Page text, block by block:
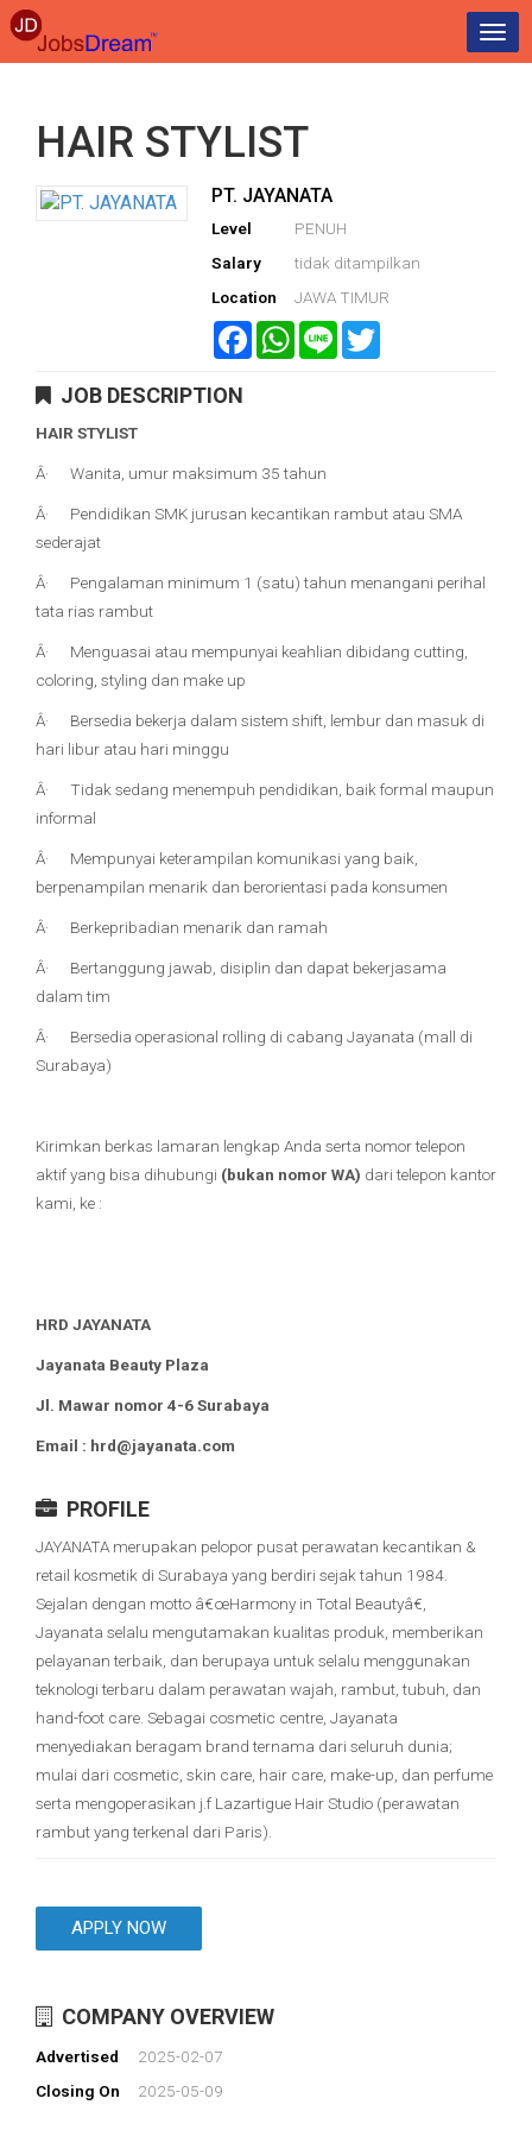
HAIR STYLIST
PT. JAYANATA
Level
PENUH
Salary
tidak ditampilkan
Location
JAWA TIMUR
FacebookWhatsApp
Line
JOB DESCRIPTION
HAIR STYLIST
Â· Wanita, umur maksimum 35 tahun
Â· Pendidikan SMK jurusan kecantikan rambut atau SMA
sederajat
Â· Pengalaman minimum 1 (satu) tahun menangani perihal
tata rias rambut
Â· Menguasai atau mempunyai keahlian dibidang cutting,
coloring, styling dan make up
Â· Bersedia bekerja dalam sistem shift, lembur dan masuk di
hari libur atau hari minggu
Â· Tidak sedang menempuh pendidikan, baik formal maupun
informal
Â· Mempunyai keterampilan komunikasi yang baik,
berpenampilan menarik dan berorientasi pada konsumen
Â· Berkepribadian menarik dan ramah
Â· Bertanggung jawab, disiplin dan dapat bekerjasama
dalam tim
Â· Bersedia operasional rolling di cabang Jayanata (mall di
Surabaya)
Kirimkan berkas lamaran lengkap Anda serta nomor telepon
aktif yang bisa dihubungi (bukan nomor WA) dari telepon kantor
kami, ke :
HRD JAYANATA
Jayanata Beauty Plaza
Jl. Mawar nomor 4-6 Surabaya
Email : hrd@jayanata.com
PROFILE
JAYANATA merupakan pelopor pusat perawatan kecantikan &
retail kosmetik di Surabaya yang berdiri sejak tahun 1984.
Sejalan dengan motto â€œHarmony in Total Beautyâ€,
Jayanata selalu mengutamakan kualitas produk, memberikan
pelayanan terbaik, dan berupaya untuk selalu menggunakan
teknologi terbaru dalam perawatan wajah, rambut, tubuh, dan
hand-foot care. Sebagai cosmetic centre, Jayanata
menyediakan beragam brand ternama dari seluruh dunia;
mulai dari cosmetic, skin care, hair care, make-up, dan perfume
serta mengoperasikan j.f Lazartigue Hair Studio (perawatan
rambut yang terkenal dari Paris).
COMPANY OVERVIEW
Advertised
2025-02-07
Closing On
2025-05-09